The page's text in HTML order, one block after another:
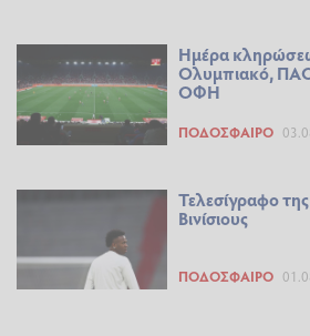
Ημέρα
Ολυμπιακό,
ΟΦΗ
ΠΟΔΌΣΦΑΙΡΟ
Τελεσίγραφο
Βινίσιους
ΠΟΔΌΣΦΑΙΡΟ